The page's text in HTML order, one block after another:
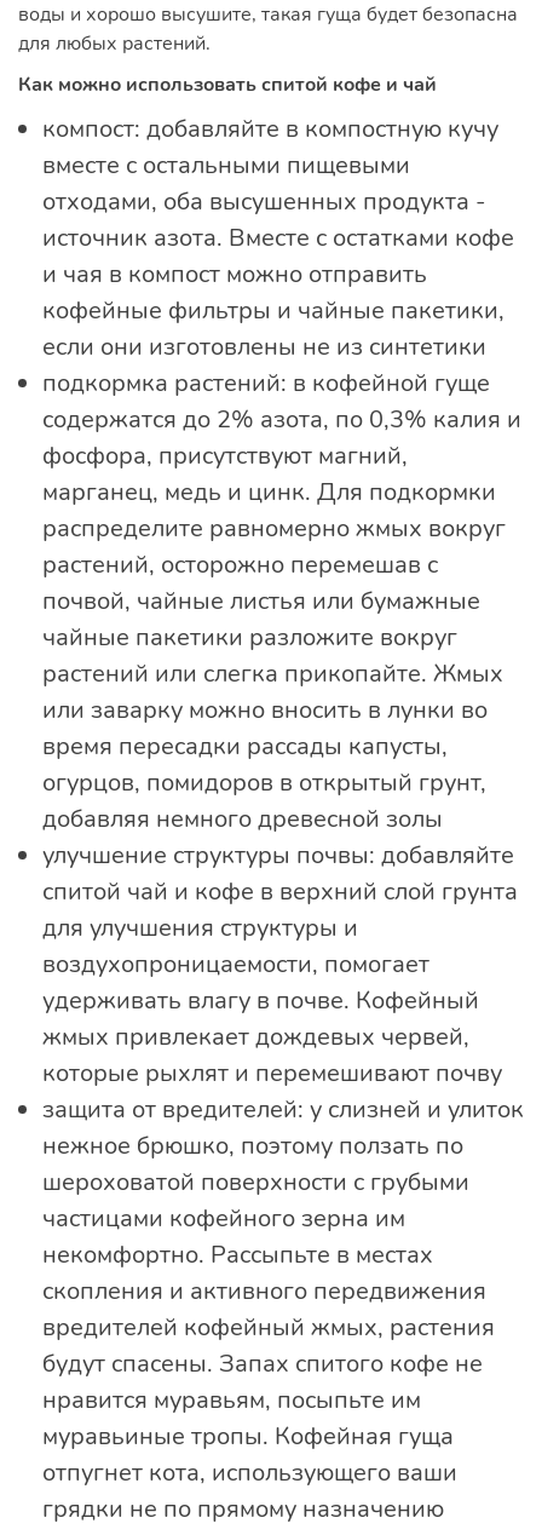
воды и хорошо высушите, такая гуща будет безопасна
для любых растений.
Как можно использовать спитой кофе и чай
компост: добавляйте в компостную кучу
вместе с остальными пищевыми
отходами, оба высушенных продукта -
источник азота. Вместе с остатками кофе
и чая в компост можно отправить
кофейные фильтры и чайные пакетики,
если они изготовлены не из синтетики
подкормка растений: в кофейной гуще
содержатся до 2% азота, по 0,3% калия и
фосфора, присутствуют магний,
марганец, медь и цинк. Для подкормки
распределите равномерно жмых вокруг
растений, осторожно перемешав с
почвой, чайные листья или бумажные
чайные пакетики разложите вокруг
растений или слегка прикопайте. Жмых
или заварку можно вносить в лунки во
время пересадки рассады капусты,
огурцов, помидоров в открытый грунт,
добавляя немного древесной золы
улучшение структуры почвы: добавляйте
спитой чай и кофе в верхний слой грунта
для улучшения структуры и
воздухопроницаемости, помогает
удерживать влагу в почве. Кофейный
жмых привлекает дождевых червей,
которые рыхлят и перемешивают почву
защита от вредителей: у слизней и улиток
нежное брюшко, поэтому ползать по
шероховатой поверхности с грубыми
частицами кофейного зерна им
некомфортно. Рассыпьте в местах
скопления и активного передвижения
вредителей кофейный жмых, растения
будут спасены. Запах спитого кофе не
нравится муравьям, посыпьте им
муравьиные тропы. Кофейная гуща
отпугнет кота, использующего ваши
грядки не по прямому назначению